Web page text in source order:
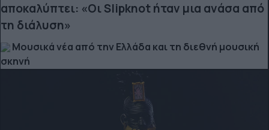
αποκαλύπτει: «Οι Slipknot ήταν μια ανάσα από
τη διάλυση»
Μουσικά νέα από την Ελλάδα και τη διεθνή μουσική
σκηνή